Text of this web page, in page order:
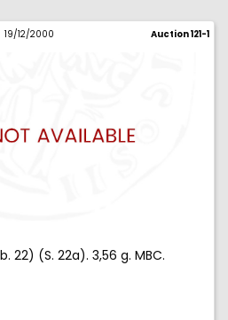
19/12/2000 Auction 121-1
22) (S. 22a). 3,56 g. MBC.